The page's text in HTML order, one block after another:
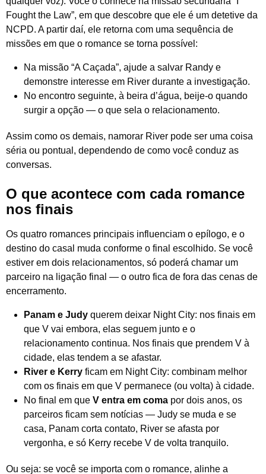
Fought the Law”, em que descobre que ele é um detetive da
NCPD. A partir daí, ele retorna com uma sequência de
missões em que o romance se torna possível:
Na missão “A Caçada”, ajude a salvar Randy e
demonstre interesse em River durante a investigação.
No encontro seguinte, à beira d’água, beije-o quando
surgir a opção — o que sela o relacionamento.
Assim como os demais, namorar River pode ser uma coisa
séria ou pontual, dependendo de como você conduz as
conversas.
O que acontece com cada romance
nos finais
Os quatro romances principais influenciam o epílogo, e o
destino do casal muda conforme o final escolhido. Se você
estiver em dois relacionamentos, só poderá chamar um
parceiro na ligação final — o outro fica de fora das cenas de
encerramento.
Panam e Judy querem deixar Night City: nos finais em
que V vai embora, elas seguem junto e o
relacionamento continua. Nos finais que prendem V à
cidade, elas tendem a se afastar.
River e Kerry ficam em Night City: combinam melhor
com os finais em que V permanece (ou volta) à cidade.
No final em que V entra em coma por dois anos, os
parceiros ficam sem notícias — Judy se muda e se
casa, Panam corta contato, River se afasta por
vergonha, e só Kerry recebe V de volta tranquilo.
Ou seja: se você se importa com o romance, alinhe a